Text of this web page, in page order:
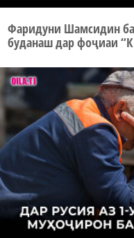
Фаридуни Шамсидин ба
буданаш дар фоҷиаи